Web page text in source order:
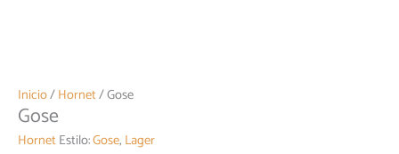
Inicio/Hornet/ Gose
Gose
HornetEstilo:Gose, Lager